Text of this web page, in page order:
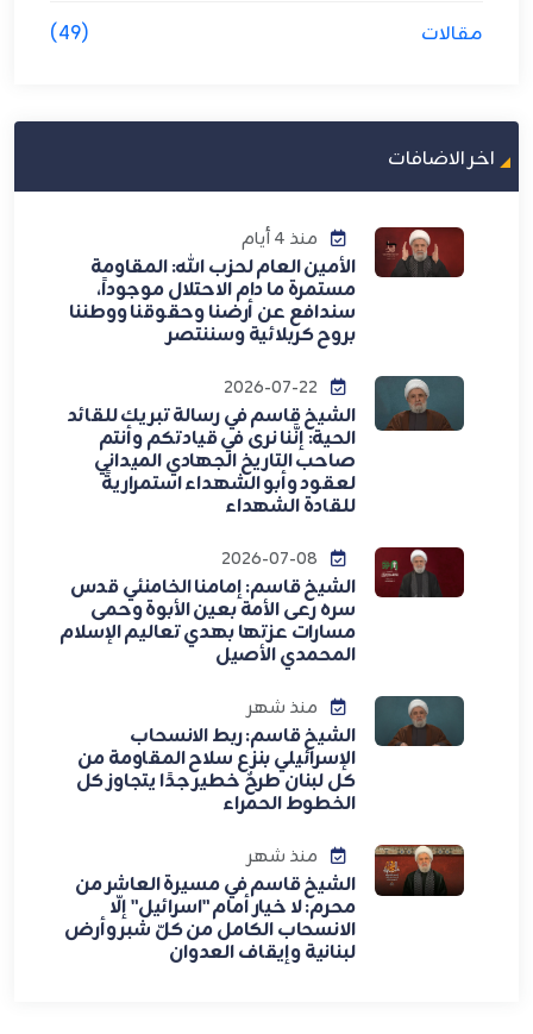
مقالات (49)
اخر الاضافات
منذ 4 أيام
الأمين العام لحزب الله: المقاومة
مستمرة ما دام الاحتلال موجوداً،
سندافع عن أرضنا وحقوقنا ووطننا
بروح كربلائية وسننتصر
الشيخ قاسم في رسالة تبريك للقائد
الحية: إنَّنا نرى في قيادتكم وأنتم
صاحب التاريخ الجهادي الميداني
لعقود وأبو الشهداء استمراريةً
للقادة الشهداء
الشيخ قاسم: إمامنا الخامنئي قدس
سره رعى الأمة بعين الأبوة وحمى
مسارات عزتها بهدي تعاليم الإسلام
المحمدي الأصيل
منذ شهر
الشيخ قاسم: ربط الانسحاب
الإسرائيلي بنزع سلاح المقاومة من
كل لبنان طرحٌ خطير جدًا يتجاوز كل
الخطوط الحمراء
منذ شهر
الشيخ قاسم في مسيرة العاشر من
محرم: لا خيار أمام "اسرائيل" إلّا
الانسحاب الكامل من كلّ شبر وأرض
لبنانية وإيقاف العدوان